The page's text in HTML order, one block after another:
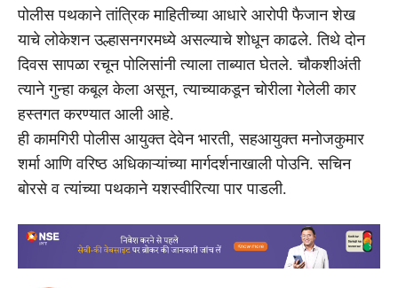
पोलीस पथकाने तांत्रिक माहितीच्या आधारे आरोपी फैजान शेख
याचे लोकेशन उल्हासनगरमध्ये असल्याचे शोधून काढले. तिथे दोन
दिवस सापळा रचून पोलिसांनी त्याला ताब्यात घेतले. चौकशीअंती
त्याने गुन्हा कबूल केला असून, त्याच्याकडून चोरीला गेलेली कार
हस्तगत करण्यात आली आहे.
ही कामगिरी पोलीस आयुक्त देवेन भारती, सहआयुक्त मनोजकुमार
शर्मा आणि वरिष्ठ अधिकाऱ्यांच्या मार्गदर्शनाखाली पोउनि. सचिन
बोरसे व त्यांच्या पथकाने यशस्वीरित्या पार पाडली.